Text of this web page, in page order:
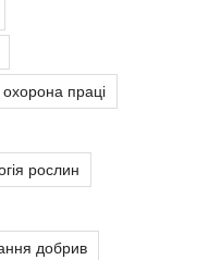
охорона праці
рослин
добрив